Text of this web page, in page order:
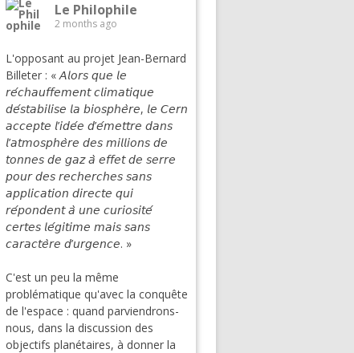
Le Philophile
2 months ago
L'opposant au projet Jean-Bernard
Billeter : « 𝘈𝘭𝘰𝘳𝘴 𝘲𝘶𝘦 𝘭𝘦
𝘳𝘦́𝘤𝘩𝘢𝘶𝘧𝘧𝘦𝘮𝘦𝘯𝘵 𝘤𝘭𝘪𝘮𝘢𝘵𝘪𝘲𝘶𝘦
𝘥𝘦́𝘴𝘵𝘢𝘣𝘪𝘭𝘪𝘴𝘦 𝘭𝘢 𝘣𝘪𝘰𝘴𝘱𝘩𝘦̀𝘳𝘦, 𝘭𝘦 𝘊𝘦𝘳𝘯
𝘢𝘤𝘤𝘦𝘱𝘵𝘦 𝘭’𝘪𝘥𝘦́𝘦 𝘥’𝘦́𝘮𝘦𝘵𝘵𝘳𝘦 𝘥𝘢𝘯𝘴
𝘭’𝘢𝘵𝘮𝘰𝘴𝘱𝘩𝘦̀𝘳𝘦 𝘥𝘦𝘴 𝘮𝘪𝘭𝘭𝘪𝘰𝘯𝘴 𝘥𝘦
𝘵𝘰𝘯𝘯𝘦𝘴 𝘥𝘦 𝘨𝘢𝘻 𝘢̀ 𝘦𝘧𝘧𝘦𝘵 𝘥𝘦 𝘴𝘦𝘳𝘳𝘦
𝘱𝘰𝘶𝘳 𝘥𝘦𝘴 𝘳𝘦𝘤𝘩𝘦𝘳𝘤𝘩𝘦𝘴 𝘴𝘢𝘯𝘴
𝘢𝘱𝘱𝘭𝘪𝘤𝘢𝘵𝘪𝘰𝘯 𝘥𝘪𝘳𝘦𝘤𝘵𝘦 𝘲𝘶𝘪
𝘳𝘦́𝘱𝘰𝘯𝘥𝘦𝘯𝘵 𝘢̀ 𝘶𝘯𝘦 𝘤𝘶𝘳𝘪𝘰𝘴𝘪𝘵𝘦́
𝘤𝘦𝘳𝘵𝘦𝘴 𝘭𝘦́𝘨𝘪𝘵𝘪𝘮𝘦 𝘮𝘢𝘪𝘴 𝘴𝘢𝘯𝘴
𝘤𝘢𝘳𝘢𝘤𝘵𝘦̀𝘳𝘦 𝘥’𝘶𝘳𝘨𝘦𝘯𝘤𝘦. »
C'est un peu la même
problématique qu'avec la conquête
de l'espace : quand parviendrons-
nous, dans la discussion des
objectifs planétaires, à donner la